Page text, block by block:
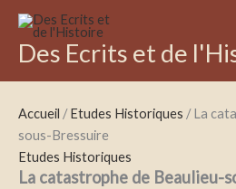
contenu
Des Ecrits et de
Accueil /Etudes Historiques / La
sous-Bressuire
Etudes Historiques
La catastrophe de Beaulieu-
de
La
catastrophe
de
sous-
Bressuire